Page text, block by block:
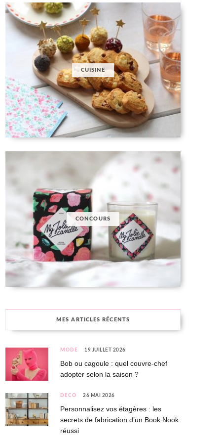
CUISINE
CONCOURS
MES ARTICLES RÉCENTS
MODE 19 JUILLET 2026
Bob ou cagoule : quel couvre-chef
adopter selon la saison ?
DÉCO 26 MAI 2026
Personnalisez vos étagères : les
secrets de fabrication d’un Book Nook
réussi